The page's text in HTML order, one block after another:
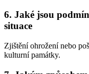
6. Jaké jsou
situace
Zjištění ohrožení nebo
kulturní památky.